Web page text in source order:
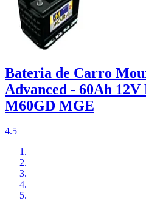
Bateria de Carro
Advanced - 60Ah 12V
M60GD MGE
4.5